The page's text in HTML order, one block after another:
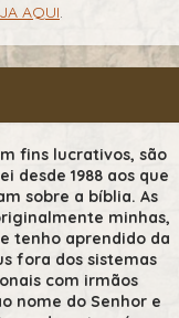
AQUI.
fins lucrativos, são
desde 1988 aos que
sobre a bíblia. As
minhas,
tenho aprendido da
fora dos sistemas
com irmãos
nome do Senhor e